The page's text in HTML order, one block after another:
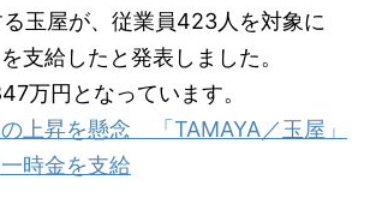
玉屋が、従業員423人を対象に
支給したと発表しました。
万円となっています。
上昇を懸念 「TAMAYA／玉屋」
時金を支給